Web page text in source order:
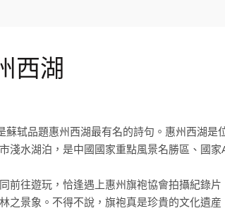
西湖
蘇轼品題惠州西湖最有名的詩句。惠州西湖是
淺水湖泊，是中國國家重點風景名勝區、國家
前往遊玩，恰逢遇上惠州旗袍協會拍攝紀錄片
之景象。不得不說，旗袍真是珍貴的文化遺産